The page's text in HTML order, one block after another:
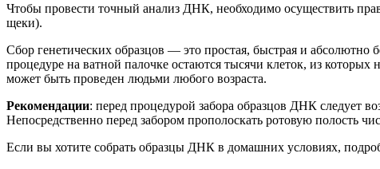
Чтобы провести точный анализ ДНК, необходимо осуществить
щеки).
Сбор генетических образцов — это простая, быстрая и абсолютно
процедуре на ватной палочке остаются тысячи клеток, из
может быть проведен людьми любого возраста.
Рекомендации: перед процедурой забора образцов ДНК следует
Непосредственно перед забором прополоскать ротовую полость
Если вы хотите собрать образцы ДНК в домашних условиях,